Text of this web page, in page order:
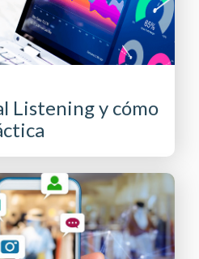
Listening y cómo